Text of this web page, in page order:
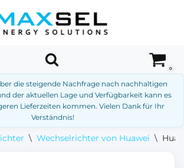
0
die steigende Nachfrage nach nachhaltigen
der aktuellen Lage und Verfügbarkeit kann es
Lieferzeiten kommen. Vielen Dank für Ihr
Verständnis!
\ Wechselrichter von Huawei \